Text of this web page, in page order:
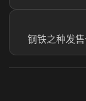
钢铁之种发